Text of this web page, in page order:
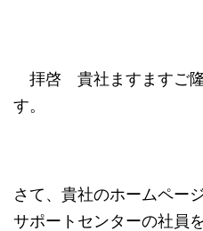
拝啓 貴社ますますご隆
す。
さて、貴社のホームペー
サポートセンターの社員